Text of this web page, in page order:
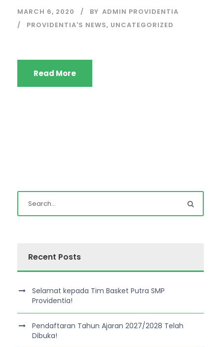
MARCH 6, 2020 BY ADMIN PROVIDENTIA
PROVIDENTIA'S NEWS, UNCATEGORIZED
Read More
Recent Posts
Selamat kepada Tim Basket Putra SMP
Providentia!
Pendaftaran Tahun Ajaran 2027/2028 Telah
Dibuka!